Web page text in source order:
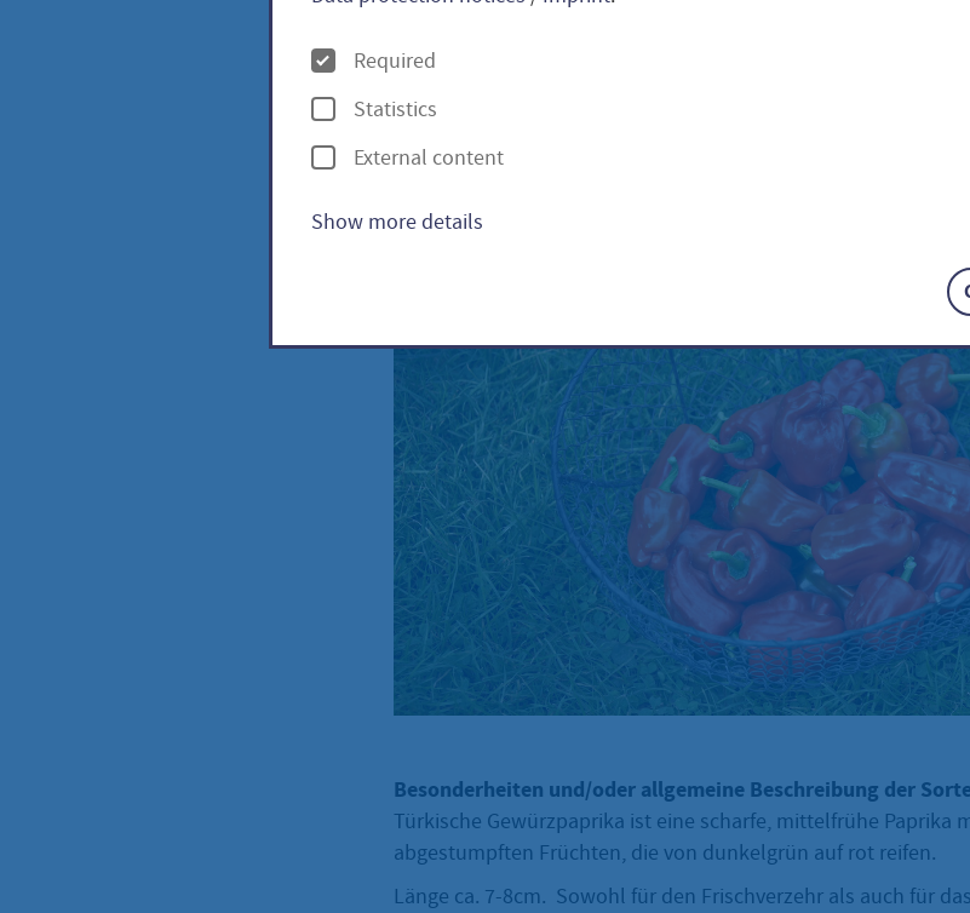
Türkische Gewürzpaprika /
annuum
Besonderheiten und/oder allgemeine Beschreibung der
Türkische Gewürzpaprika ist eine scharfe, mittelfrühe Paprika
abgestumpften Früchten, die von dunkelgrün auf rot reifen.
Länge ca. 7-8cm. Sowohl für den Frischverzehr als auch für
O
p
t
i
o
Required
Statistics
External content
Show more details